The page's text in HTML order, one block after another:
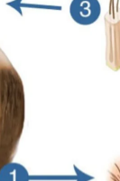
بنیادی
چیست؟